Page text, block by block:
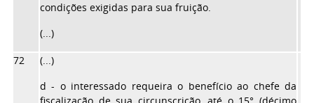
condições exigidas para sua fruição.
(...)
72
(...)
d - o interessado requeira o benefício ao chefe da